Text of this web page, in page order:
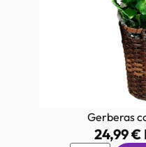
Gerberas
24,99€